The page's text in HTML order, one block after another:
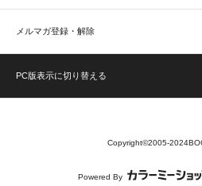
メルマガ登録・解除
PC版表示に切り替える
Copyright©2005-
Powered By